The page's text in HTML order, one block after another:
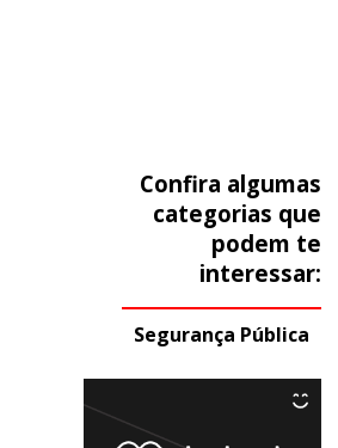
Confira algumas
categorias que
podem te
interessar:
Segurança Pública